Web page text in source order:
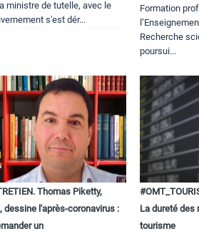
ministre de tutelle, avec le
s'est dér...
Formation
Recherche
poursui...
Thomas Piketty,
dessine l'après-coronavirus :
un
La dureté des
tourisme